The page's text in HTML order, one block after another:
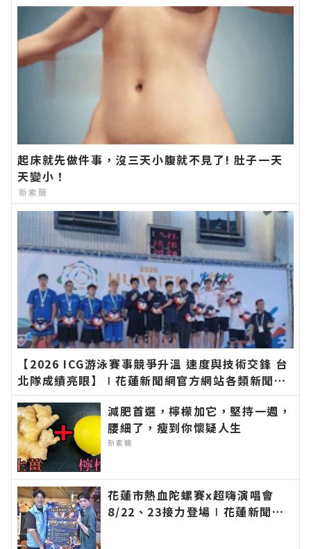
起床就先做件事，沒三天小腹就不見了! 肚子一天
天變小！
新素簡
【2026 ICG游泳賽事競爭升溫 速度與技術交鋒 台
北隊成績亮眼】∣花蓮新聞網官方網站各類新聞－
最快速的今日新聞報導 最新的在地資訊！
減肥首選，檸檬加它，堅持一週，
腰細了，瘦到你懷疑人生
新素簡
花蓮市熱血陀螺賽x超嗨演唱會
8/22、23接力登場∣花蓮新聞網